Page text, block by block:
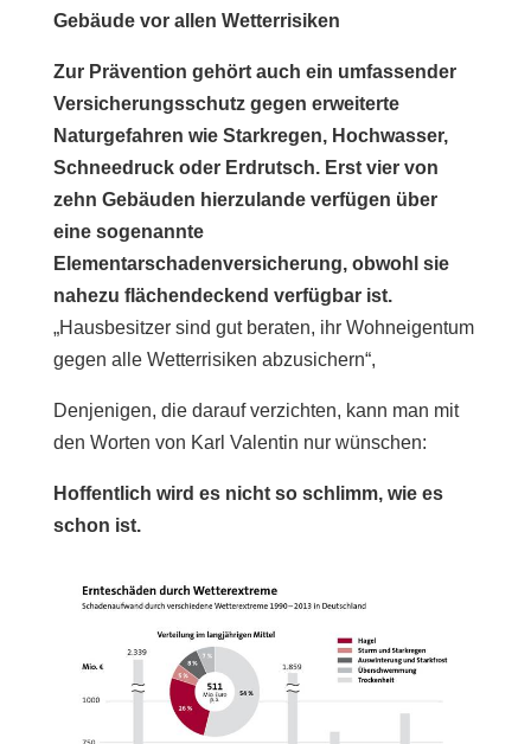
Gebäude vor allen Wetterrisiken
Zur Prävention gehört auch ein umfassender
Versicherungsschutz gegen erweiterte
Naturgefahren wie Starkregen, Hochwasser,
Schneedruck oder Erdrutsch. Erst vier von
zehn Gebäuden hierzulande verfügen über
eine sogenannte
Elementarschadenversicherung, obwohl sie
nahezu flächendeckend verfügbar ist.
„Hausbesitzer sind gut beraten, ihr Wohneigentum
gegen alle Wetterrisiken abzusichern“,
Denjenigen, die darauf verzichten, kann man mit
den Worten von Karl Valentin nur wünschen:
Hoffentlich wird es nicht so schlimm, wie es
schon ist.